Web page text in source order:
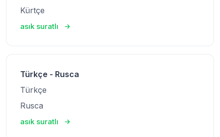
Kürtçe
asık suratlı
Türkçe - Rusca
Türkçe
Rusca
asık suratlı